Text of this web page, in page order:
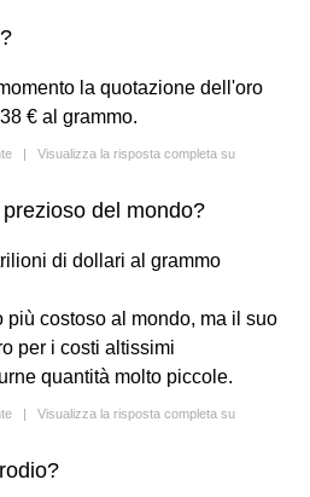
la quotazione dell'oro
€ al grammo.
| Visualizza la risposta completa su
del mondo?
di dollari al grammo
più costoso al mondo, ma il suo
per i costi altissimi
quantità molto piccole.
| Visualizza la risposta completa su